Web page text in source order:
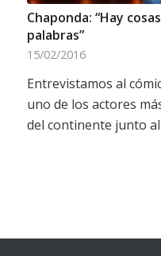
Chaponda: “Hay
palabras”
15/02/2016
Entrevistamos al
uno de los actores
del continente junto